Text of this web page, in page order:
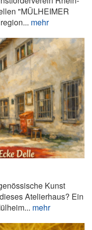
"MÜLHEIMER
mehr
Kunst
Atelierhaus? Ein
mehr